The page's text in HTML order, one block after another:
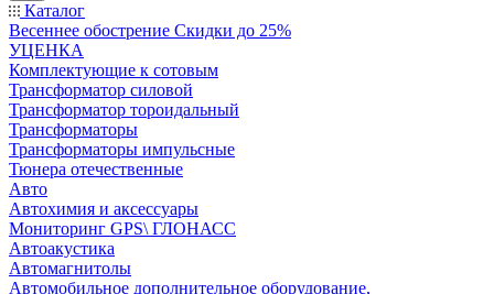
Каталог
Весеннее обострение Скидки до 25%
УЦЕНКА
Комплектующие к сотовым
Трансформатор силовой
Трансформатор тороидальный
Трансформаторы
Трансформаторы импульсные
Тюнера отечественные
Авто
Автохимия и аксессуары
Мониторинг GPS\ ГЛОНАСС
Автоакустика
Автомагнитолы
Автомобильное дополнительное оборудование,